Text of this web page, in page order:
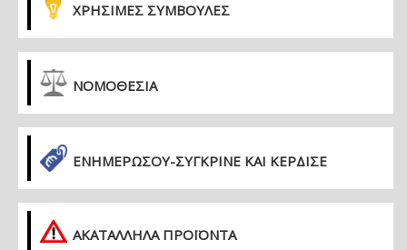
ΧΡΗΣΙΜΕΣ ΣΥΜΒΟΥΛΕΣ
ΝΟΜΟΘΕΣΙΑ
ΕΝΗΜΕΡΏΣΟΥ-ΣΎΓΚΡΙΝΕ ΚΑΙ ΚΈΡΔΙΣΕ
ΑΚΑΤΑΛΛΗΛΑ ΠΡΟΪΟΝΤΑ